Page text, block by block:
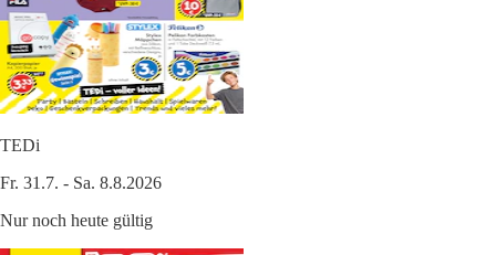
TEDi
Fr. 31.7. - Sa. 8.8.2026
Nur noch heute gültig